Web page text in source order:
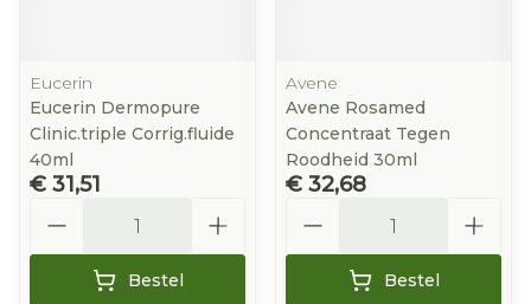
Eucerin
Eucerin Dermopure
Clinic.triple Corrig.fluide
40ml
€ 31,51
Bestel
Avene
Avene Rosamed
Concentraat Tegen
Roodheid 30ml
€ 32,68
Bestel